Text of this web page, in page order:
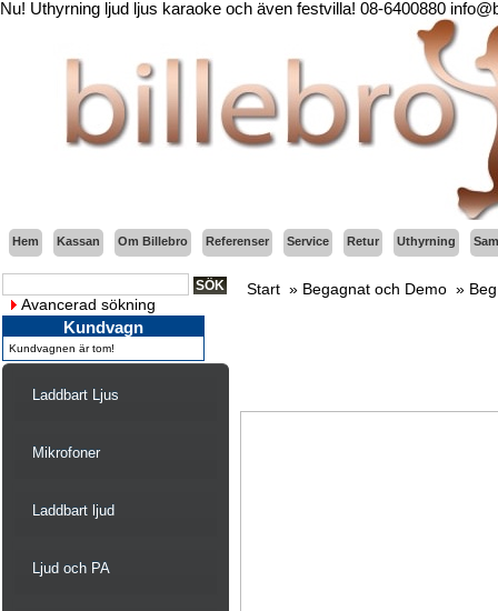
Nu! Uthyrning ljud ljus karaoke och även festvilla! 08-6400880
Hem Kassan Om Billebro Referenser Service Retur Uthyrning
Avancerad sökning
Kundvagn
Kundvagnen är tom!
Laddbart Ljus
Mikrofoner
Laddbart ljud
Ljud och PA
Start » Begagnat och Demo »